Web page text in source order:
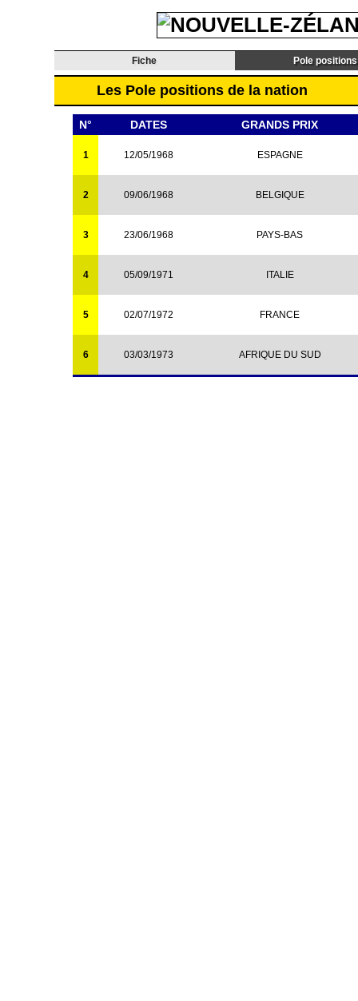
Fiche Pole positions
Les Pole positions de la nation
N° DATES GRANDS PRIX
1 12/05/1968 ESPAGNE
2 09/06/1968 BELGIQUE
3 23/06/1968 PAYS-BAS
4 05/09/1971 ITALIE
5 02/07/1972 FRANCE
6 03/03/1973 AFRIQUE DU SUD